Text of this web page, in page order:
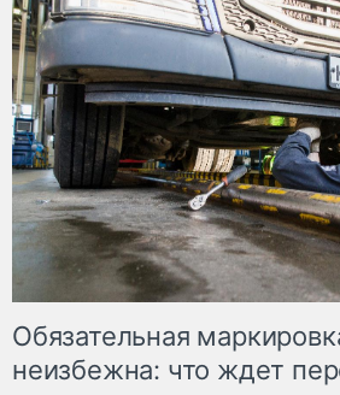
Обязательная
неизбежна: что ждет